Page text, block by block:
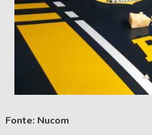
Fonte: Nucom